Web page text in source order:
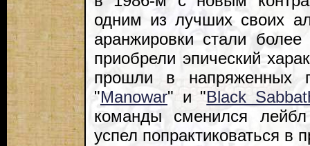
одним из лучших своих
аранжировки стали
приобрели эпический
прошли в напряженных
"Manowar" и "Black
команды сменился
успел попрактиковаться в